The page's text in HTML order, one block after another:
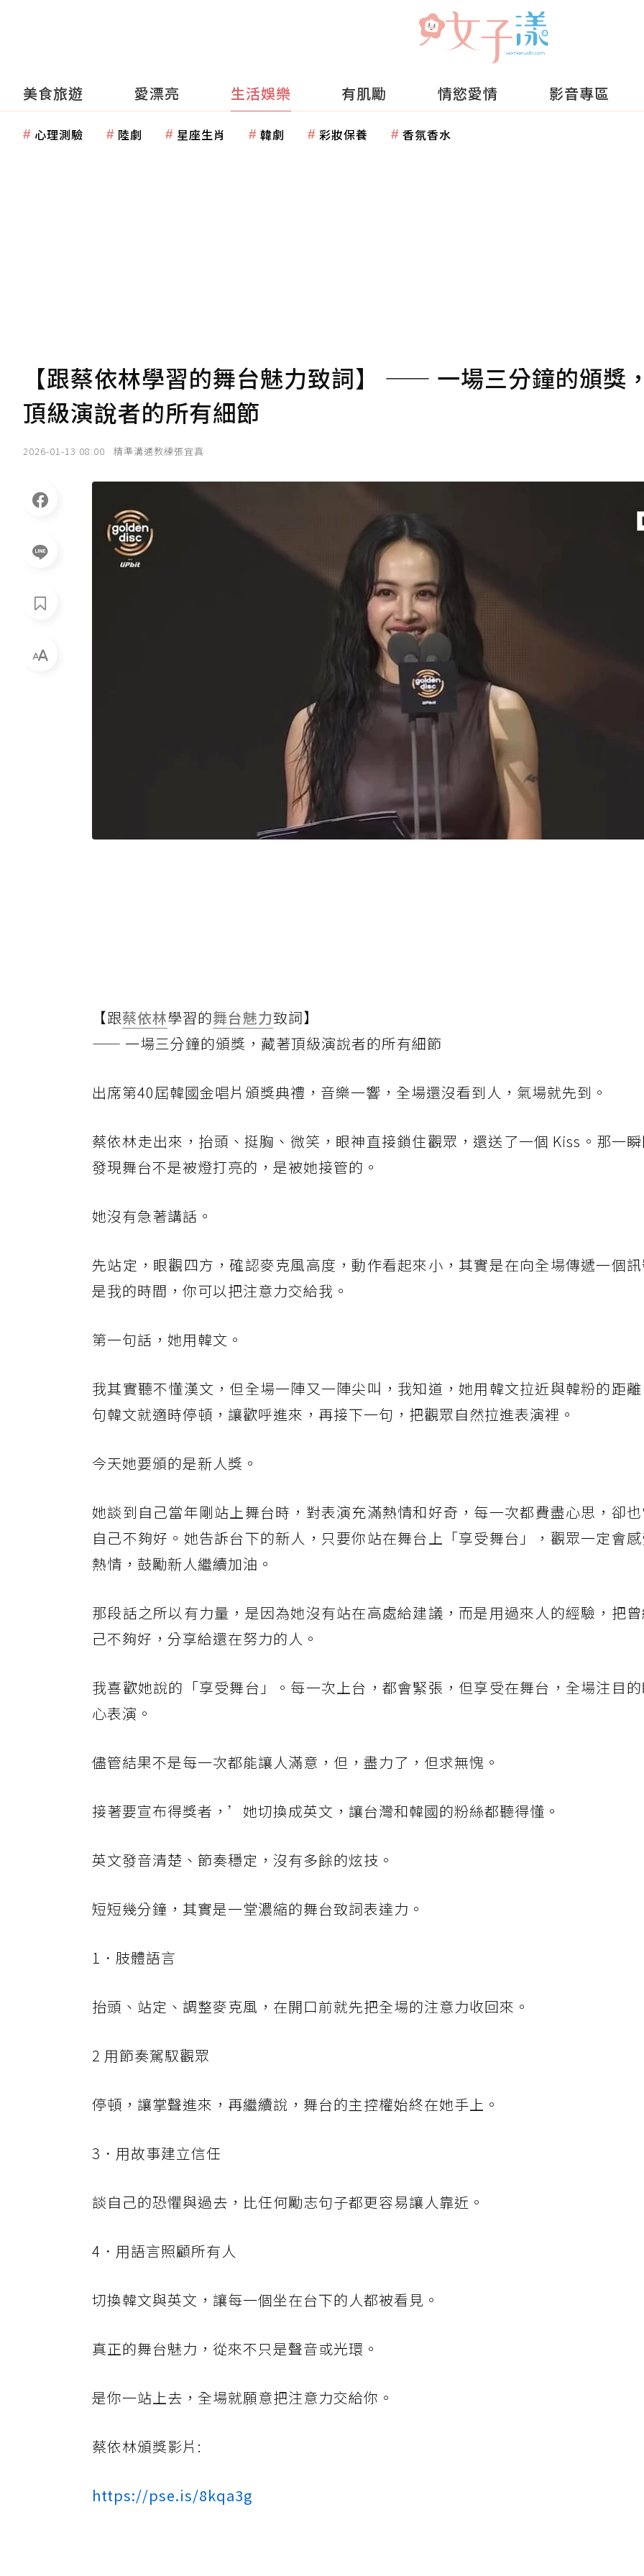
美食旅遊 愛漂亮 生活娛樂 有肌勵 情慾愛情 影音專區
心理測驗 陸劇 星座生肖 韓劇 彩妝保養 香氛香水
【跟蔡依林學習的舞台魅力致詞】 —— 一場三分鐘的頒獎
頂級演說者的所有細節
2026-01-13 08:00 精準溝通教練張宜真
【跟蔡依林學習的舞台魅力致詞】
—— 一場三分鐘的頒獎，藏著頂級演說者的所有細節
出席第40屆韓國金唱片頒獎典禮，音樂一響，全場還沒看到人，氣場就先到。
蔡依林走出來，抬頭、挺胸、微笑，眼神直接鎖住觀眾，還送了一個 Kiss。那一
發現舞台不是被燈打亮的，是被她接管的。
她沒有急著講話。
先站定，眼觀四方，確認麥克風高度，動作看起來小，其實是在向全場傳遞一個
是我的時間，你可以把注意力交給我。
第一句話，她用韓文。
我其實聽不懂漢文，但全場一陣又一陣尖叫，我知道，她用韓文拉近與韓粉的距
句韓文就適時停頓，讓歡呼進來，再接下一句，把觀眾自然拉進表演裡。
今天她要頒的是新人獎。
她談到自己當年剛站上舞台時，對表演充滿熱情和好奇，每一次都費盡心思，卻
自己不夠好。她告訴台下的新人，只要你站在舞台上「享受舞台」，觀眾一定會
熱情，鼓勵新人繼續加油。
那段話之所以有力量，是因為她沒有站在高處給建議，而是用過來人的經驗，把
己不夠好，分享給還在努力的人。
我喜歡她說的「享受舞台」。每一次上台，都會緊張，但享受在舞台，全場注目
心表演。
儘管結果不是每一次都能讓人滿意，但，盡力了，但求無愧。
接著要宣布得獎者，’她切換成英文，讓台灣和韓國的粉絲都聽得懂。
英文發音清楚、節奏穩定，沒有多餘的炫技。
短短幾分鐘，其實是一堂濃縮的舞台致詞表達力。
1．肢體語言
抬頭、站定、調整麥克風，在開口前就先把全場的注意力收回來。
2 用節奏駕馭觀眾
停頓，讓掌聲進來，再繼續說，舞台的主控權始終在她手上。
3．用故事建立信任
談自己的恐懼與過去，比任何勵志句子都更容易讓人靠近。
4．用語言照顧所有人
切換韓文與英文，讓每一個坐在台下的人都被看見。
真正的舞台魅力，從來不只是聲音或光環。
是你一站上去，全場就願意把注意力交給你。
蔡依林頒獎影片:
https://pse.is/8kqa3g